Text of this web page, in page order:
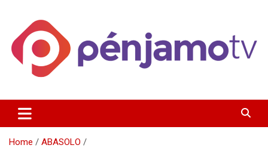
content
Penjamotv
Gto y la region.
Home
ABASOLO